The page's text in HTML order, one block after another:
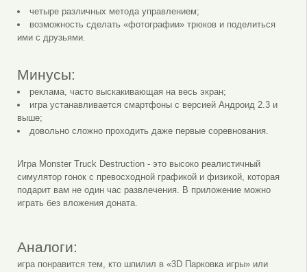
четыре различных метода управлением;
возможность сделать «фотографии» трюков и поделиться
ими с друзьями.
Минусы:
реклама, часто выскакивающая на весь экран;
игра устанавливается смартфоны с версией Андроид 2.3 и
выше;
довольно сложно проходить даже первые соревнования.
Игра Monster Truck Destruction - это высоко реалистичный
симулятор гонок с превосходной графикой и физикой, которая
подарит вам не один час развлечения. В приложение можно
играть без вложения доната.
Аналоги:
игра понравится тем, кто шпилил в «3D Парковка игры» или